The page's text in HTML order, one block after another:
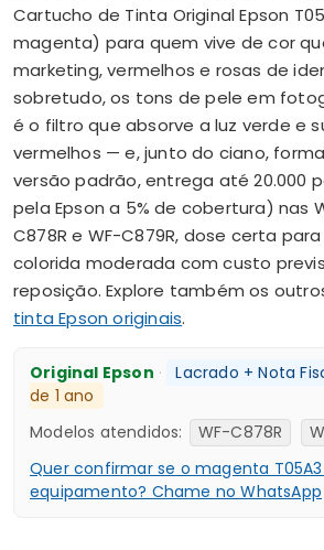
Cartucho de Tinta Original Epson
magenta) para quem vive de cor
marketing, vermelhos e rosas de
sobretudo, os tons de pele em
é o filtro que absorve a luz verde e
vermelhos — e, junto do ciano,
versão padrão, entrega até 20.000
pela Epson a 5% de cobertura) nas
C878R e WF-C879R, dose certa
colorida moderada com custo
reposição. Explore também os
tinta Epson originais.
Original Epson · Lacrado + Nota
de 1 ano
Modelos atendidos:
WF-C878R
Quer confirmar se o magenta
equipamento? Chame no WhatsApp